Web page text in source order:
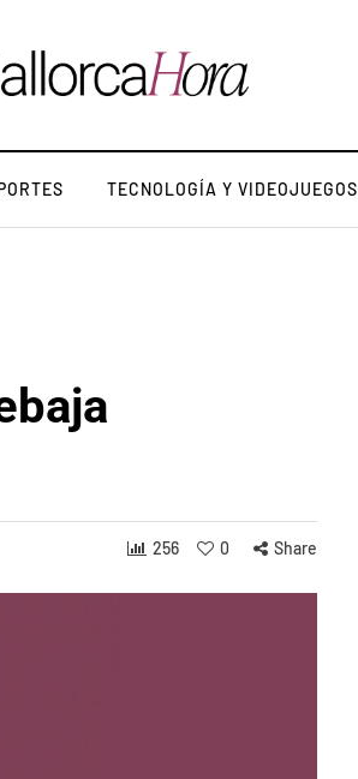
TECNOLOGÍA Y VIDEOJUEGOS
256 0 Share